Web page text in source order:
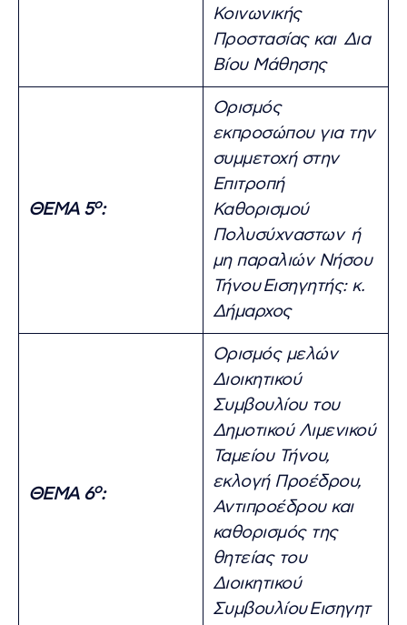
Κοινωνικής
Προστασίας και Δια
Βίου Μάθησης
ΘΕΜΑ 5ο:
Ορισμός
εκπροσώπου για την
συμμετοχή στην
Επιτροπή
Καθορισμού
Πολυσύχναστων ή
μη παραλιών Νήσου
Τήνου Εισηγητής: κ.
Δήμαρχος
ΘΕΜΑ 6ο:
Ορισμός μελών
Διοικητικού
Συμβουλίου του
Δημοτικού Λιμενικού
Ταμείου Τήνου,
εκλογή Προέδρου,
Αντιπροέδρου και
καθορισμός της
θητείας του
Διοικητικού
ΣυμβουλίουΕισηγητ